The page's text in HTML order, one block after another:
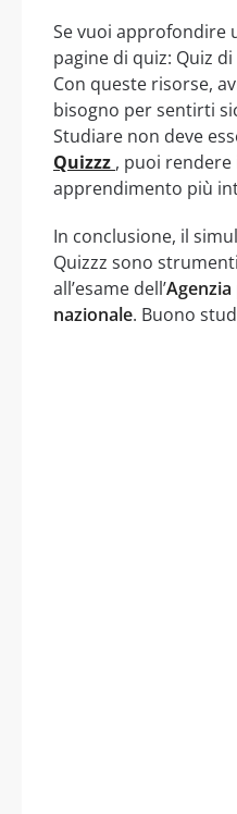
Se vuoi approfondire
pagine di quiz: Quiz
Con queste risorse,
bisogno per sentirti
Studiare non deve
Quizzz , puoi
apprendimento più
In conclusione, il
Quizzz sono
all’esame dell’
nazionale. Buono